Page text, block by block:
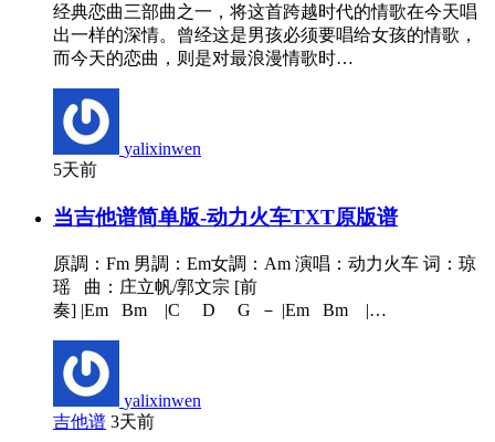
经典恋曲三部曲之一，将这首跨越时代的情歌在今天唱
出一样的深情。曾经这是男孩必须要唱给女孩的情歌，
而今天的恋曲，则是对最浪漫情歌时…
yalixinwen
5天前
当吉他谱简单版-动力火车TXT原版谱
原調：Fm 男調：Em女調：Am 演唱：动力火车 词：琼
瑶 曲：庄立帆/郭文宗 [前
奏] |Em Bm |C D G － |Em Bm |…
yalixinwen
吉他谱 3天前